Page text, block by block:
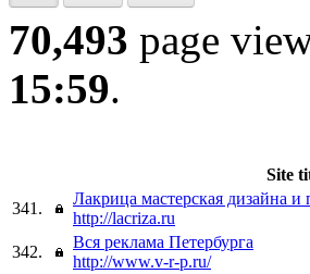
70,493 page
15:59.
Site
341.
Лакрица мастерская дизайна и
http://lacriza.ru
342.
Вся реклама Петербурга
http://www.v-r-p.ru/